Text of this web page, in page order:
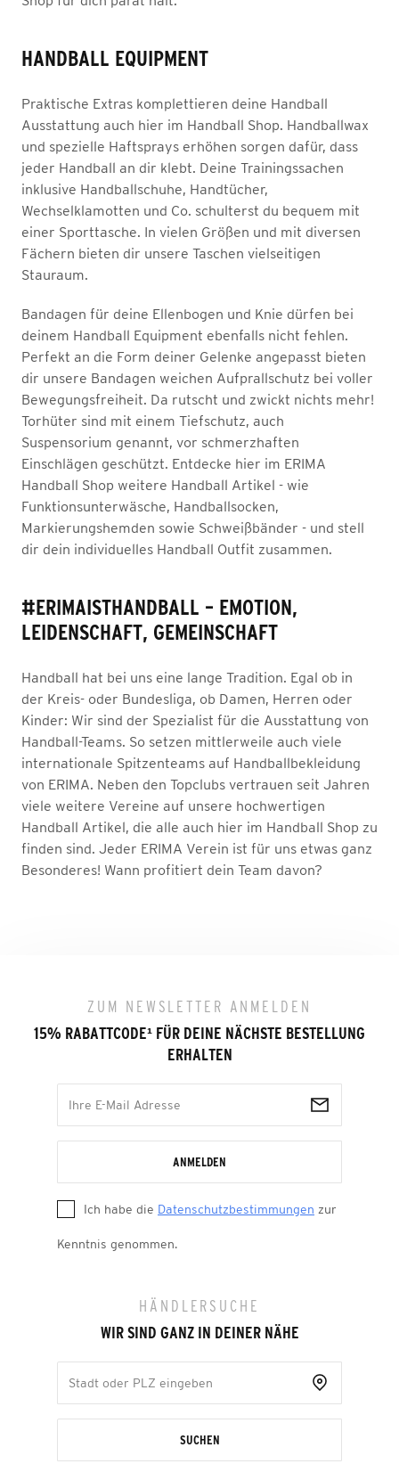
HANDBALL EQUIPMENT
Praktische Extras komplettieren deine Handball
Ausstattung auch hier im Handball Shop. Handballwax
und spezielle Haftsprays erhöhen sorgen dafür, dass
jeder Handball an dir klebt. Deine Trainingssachen
inklusive Handballschuhe, Handtücher,
Wechselklamotten und Co. schulterst du bequem mit
einer Sporttasche. In vielen Größen und mit diversen
Fächern bieten dir unsere Taschen vielseitigen
Stauraum.
Bandagen für deine Ellenbogen und Knie dürfen bei
deinem Handball Equipment ebenfalls nicht fehlen.
Perfekt an die Form deiner Gelenke angepasst bieten
dir unsere Bandagen weichen Aufprallschutz bei voller
Bewegungsfreiheit. Da rutscht und zwickt nichts mehr!
Torhüter sind mit einem Tiefschutz, auch
Suspensorium genannt, vor schmerzhaften
Einschlägen geschützt. Entdecke hier im ERIMA
Handball Shop weitere Handball Artikel - wie
Funktionsunterwäsche, Handballsocken,
Markierungshemden sowie Schweißbänder - und stell
dir dein individuelles Handball Outfit zusammen.
#ERIMAISTHANDBALL – EMOTION,
LEIDENSCHAFT, GEMEINSCHAFT
Handball hat bei uns eine lange Tradition. Egal ob in
der Kreis- oder Bundesliga, ob Damen, Herren oder
Kinder: Wir sind der Spezialist für die Ausstattung von
Handball-Teams. So setzen mittlerweile auch viele
internationale Spitzenteams auf Handballbekleidung
von ERIMA. Neben den Topclubs vertrauen seit Jahren
viele weitere Vereine auf unsere hochwertigen
Handball Artikel, die alle auch hier im Handball Shop zu
finden sind. Jeder ERIMA Verein ist für uns etwas ganz
Besonderes! Wann profitiert dein Team davon?
ZUM NEWSLETTER ANMELDEN
15% RABATTCODE¹ FÜR DEINE NÄCHSTE BESTELLUNG
ERHALTEN
ANMELDEN
Ich habe die Datenschutzbestimmungen zur
Kenntnis genommen.
HÄNDLERSUCHE
WIR SIND GANZ IN DEINER NÄHE
SUCHEN